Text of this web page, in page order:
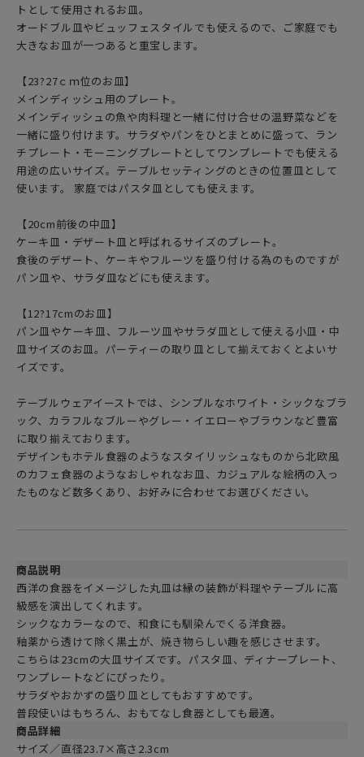
トとして使用されるお皿。
オードブル皿やビュッフェスタイルでも使えるので、ご家庭でも
大きなお皿が一つあると重宝します。
【23?27ｃｍ位のお皿】
メインディッシュ用のプレート。
メインディッシュの魚や肉料理と一緒に付け合せの温野菜などを
一緒に盛り付けます。サラダやパンをひとまとめに盛って、ラン
チプレート・モーニングプレートとしてワンプレートでも使える
用途の広いサイズ。テーブルセッティングのときの位置皿として
使います。 家庭ではパスタ皿としても使えます。
【20cm前後の中皿】
ケーキ皿・デザート皿と呼ばれるサイズのプレート。
食後のデザート、ケーキやフルーツを盛り付ける為のものですが
パン皿や、サラダ皿などにも使えます。
【12?17cmのお皿】
パン皿やケーキ皿、フルーツ皿やサラダ皿として使える小皿・中
皿サイズのお皿。パーティーの取り皿として揃えておくとよいサ
イズです。
テーブルウェアイーストでは、シンプルなホワイト・シックなブラ
ック、カラフルなブルーやグレー・イエローやブラウンなど豊富
に取り揃えております。
デザインもホテル食器のようなスタイリッシュなものから北欧風
のカフェ食器のようなおしゃれなお皿、カジュアルな絵柄の入っ
たものなど数多くあり、お好みに合わせてお選びください。
商品説明
西洋の食器をイメージした丸皿は縁の装飾が料理やテーブルに高
級感を演出してくれます。
シックなカラーなので、和食にも馴染んでくる洋食器。
釉薬から透けて除く黒土が、焼き物らしい趣を感じさせます。
こちらは23cmの大皿サイズです。パスタ皿、ディナープレート、
ワンプレートなどにぴったり。
サラダやおかずの盛り皿としてもおすすめです。
普段使いはもちろん、おもてなし食器としても最適。
商品詳細
サイズ／直径23.7×高さ2.3cm